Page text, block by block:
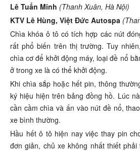
Lê Tuấn Minh (Thanh Xuân, Hà Nội)
KTV Lê Hùng, Việt Đức Autospa
Chìa khóa ô tô có tích hợp các nút
rất phổ biến trên thị trường. Tuy
chìa cơ để khởi động máy, loại đề nổ
ở trong xe là có thể khởi động.
Khi chìa sắp hoặc hết pin, thông
ký hiệu hiện trên bảng đồng hồ. Lúc
cần cầm chìa và ấn vào nút đề nổ,
xe bình thường.
Hầu hết ô tô hiện nay việc thay pin
đơn giản, chủ xe không nhất thiết